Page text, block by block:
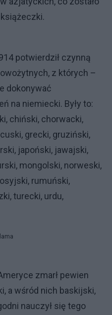
potwierdził czynną
z których –
dokonywać
na niemiecki. Były to:
chiński, chorwacki,
grecki, gruziński,
japoński, jawajski,
mongolski, norweski,
rumuński,
turecki, urdu,
zmarł pewien
a wśród nich baskijski,
nauczył się tego